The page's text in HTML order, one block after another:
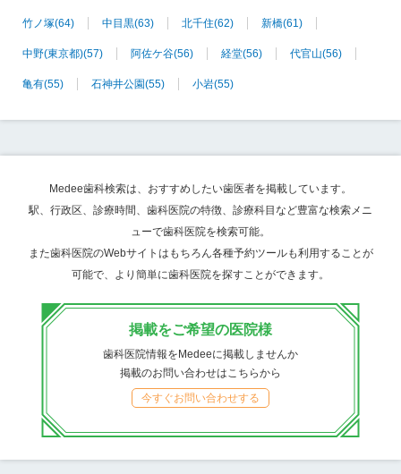
竹ノ塚(64) 中目黒(63) 北千住(62) 新橋(61)
中野(東京都)(57) 阿佐ケ谷(56) 経堂(56) 代官山(56)
亀有(55) 石神井公園(55) 小岩(55)
Medee歯科検索は、おすすめしたい歯医者を掲載しています。
駅、行政区、診療時間、歯科医院の特徴、診療科目など豊富な検索メニ
ューで歯科医院を検索可能。
また歯科医院のWebサイトはもちろん各種予約ツールも利用することが
可能で、より簡単に歯科医院を探すことができます。
掲載をご希望の医院様
歯科医院情報をMedeeに掲載しませんか
掲載のお問い合わせはこちらから
今すぐお問い合わせする